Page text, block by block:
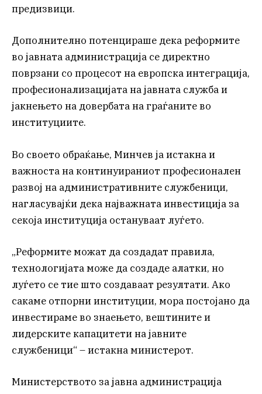
предизвици.
Дополнително потенцираше дека реформите
во јавната администрација се директно
поврзани со процесот на европска интеграција,
професионализацијата на јавната служба и
јакнењето на довербата на граѓаните во
институциите.
Во своето обраќање, Минчев ја истакна и
важноста на континуираниот професионален
развој на административните службеници,
нагласувајќи дека најважната инвестиција за
секоја институција остануваат луѓето.
„Реформите можат да создадат правила,
технологијата може да создаде алатки, но
луѓето се тие што создаваат резултати. Ако
сакаме отпорни институции, мора постојано да
инвестираме во знаењето, вештините и
лидерските капацитети на јавните
службеници“ – истакна министерот.
Министерството за јавна администрација